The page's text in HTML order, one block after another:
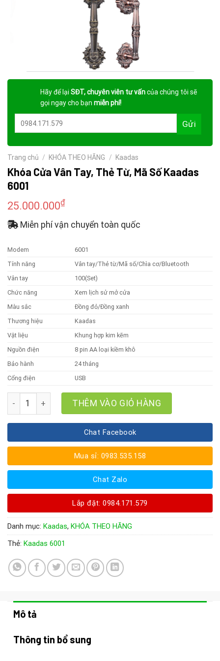
Hãy để lại SĐT, chuyên viên tư vấncủa chúng tôi sẽ
gọi ngay cho bạn miễn phí!
Trang chủ / KHÓA THEO HÃNG / Kaadas
Khóa Cửa Vân Tay, Thẻ Từ, Mã Số Kaadas
6001
25.000.000₫
Miễn phí vận chuyển toàn quốc
Modem
6001
Tính năng
Vân tay/Thẻ từ/Mã số/Chìa cơ/Bluetooth
Vân tay
100(Set)
Chức năng
Xem lịch sử mở cửa
Màu sắc
Đồng đỏ/Đồng xanh
Thương hiệu
Kaadas
Vật liệu
Khung hợp kim kẽm
Nguồn điện
8 pin AA loại kiềm khô
Bảo hành
24 tháng
Cổng điện
USB
Khóa Cửa Vân Tay, Thẻ Từ, Mã Số Kaadas 6001 số lượng
THÊM VÀO GIỎ HÀNG
Chat Facebook
Mua sỉ: 0983.535.158
Chat Zalo
Lắp đặt: 0984.171.579
Danh mục: Kaadas, KHÓA THEO HÃNG
Thẻ: Kaadas 6001
Mô tả
Thông tin bổ sung